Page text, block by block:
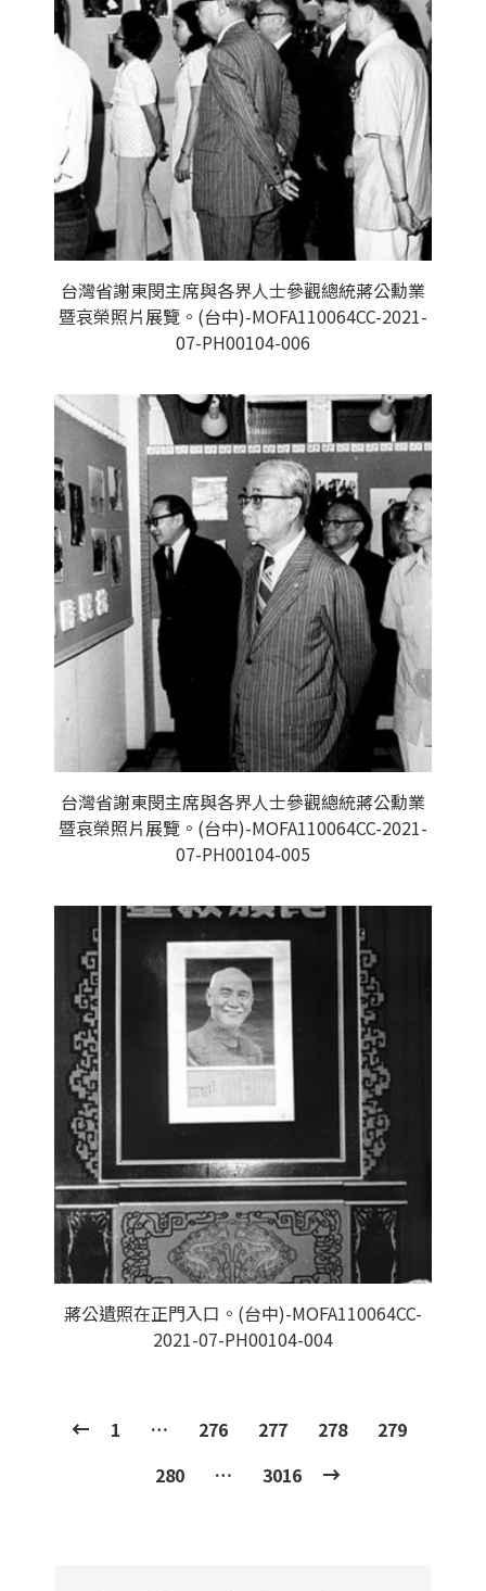
台灣省謝東閔主席與各界人士參觀總統蔣公勳業
暨哀榮照片展覽。(台中)-MOFA110064CC-2021-
07-PH00104-006
台灣省謝東閔主席與各界人士參觀總統蔣公勳業
暨哀榮照片展覽。(台中)-MOFA110064CC-2021-
07-PH00104-005
蔣公遺照在正門入口。(台中)-MOFA110064CC-
2021-07-PH00104-004
1 … 276 277 278
279
280
… 3016